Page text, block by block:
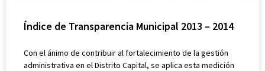
Índice de Transparencia Municipal 2013 – 2014
Con el ánimo de contribuir al fortalecimiento de la gestión
administrativa en el Distrito Capital, se aplica esta medición